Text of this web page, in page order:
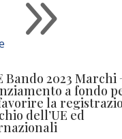
9
Bando 2023 Marchi
a fondo
la
dell’UE ed